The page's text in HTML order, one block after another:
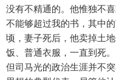
没有不精通的。他惟独不
不能够超过我的书，其中
顷，妻子死后，他卖掉土
饭、普通衣服，一直到死。
但司马光的政治生涯并不